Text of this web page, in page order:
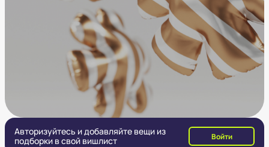
Авторизуйтесь и добавляйте вещи из
подборки в свой вишлист
Войти